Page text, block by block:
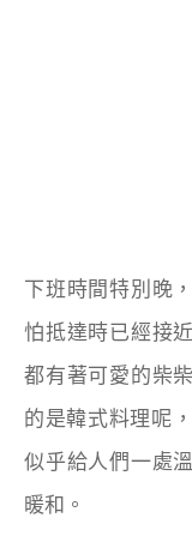
下班時間特別晚
怕抵達時已經接
都有著可愛的柴
的是韓式料理呢，
似乎給人們一處
暖和。